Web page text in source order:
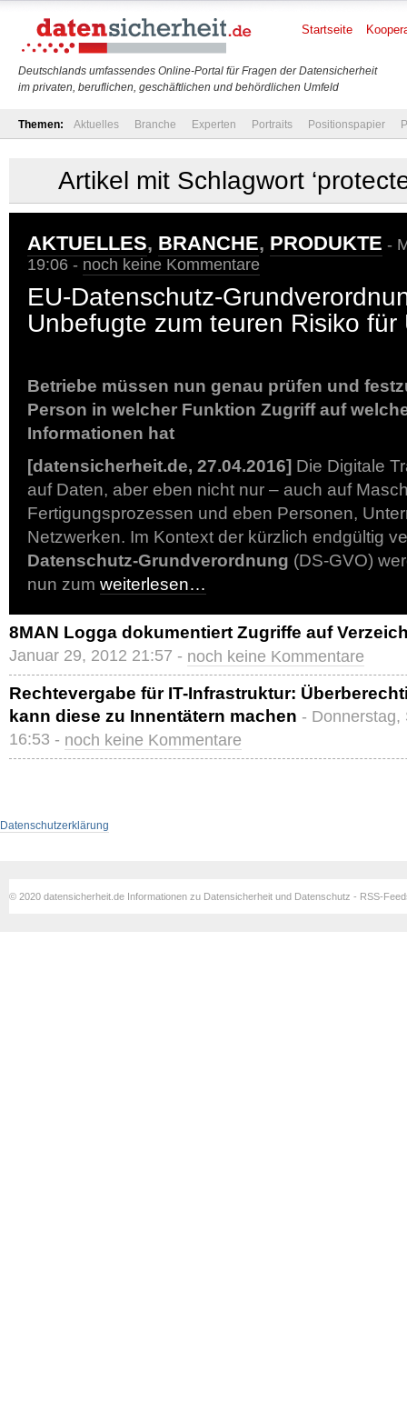
Deutschlands umfassendes Online-Portal für Fragen der Datensicherheit
im privaten, beruflichen, geschäftlichen und behördlichen Umfeld
Startseite
Themen: Aktuelles Branche Experten Portraits Positionspapier
Artikel mit Schlagwort
AKTUELLES, BRANCHE, PRODUKTE -
19:06 - noch keine Kommentare
EU-Datenschutz-
Unbefugte zum teuren Risiko für
Betriebe müssen nun genau prüfen und
Person in welcher Funktion Zugriff auf
Informationen hat
[datensicherheit.de, 27.04.2016] Die Digitale
auf Daten, aber eben nicht nur – auch auf
Fertigungsprozessen und eben Personen,
Netzwerken. Im Kontext der kürzlich endgültig
Datenschutz-Grundverordnung (DS-GVO)
nun zum weiterlesen…
8MAN Logga dokumentiert Zugriffe auf
Januar 29, 2012 21:57 - noch keine Kommentare
Rechtevergabe für IT-Infrastruktur:
kann diese zu Innentätern machen - Donnerstag,
16:53 - noch keine Kommentare
Datenschutzerklärung
© 2020 datensicherheit.de Informationen zu Datensicherheit und Datenschutz - RSS-